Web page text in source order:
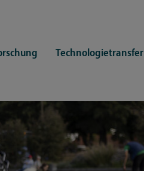
Kultur
Technologietransfer